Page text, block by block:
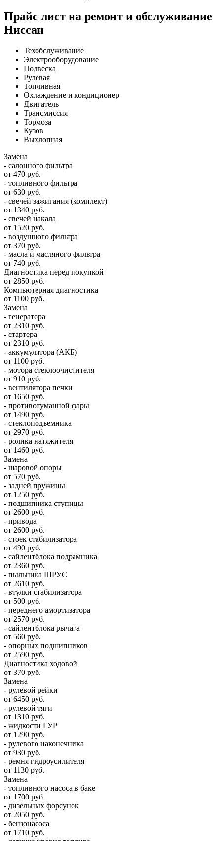
Прайс лист на ремонт и обслуживание
Ниссан
Техобслуживание
Электрооборудование
Подвеска
Рулевая
Топливная
Охлаждение и кондиционер
Двигатель
Трансмиссия
Тормоза
Кузов
Выхлопная
Замена
- салонного фильтра
от 470 руб.
- топливного фильтра
от 630 руб.
- свечей зажигания (комплект)
от 1340 руб.
- свечей накала
от 1520 руб.
- воздушного фильтра
от 370 руб.
- масла и масляного фильтра
от 740 руб.
Диагностика перед покупкой
от 2850 руб.
Компьютерная диагностика
от 1100 руб.
Замена
- генератора
от 2310 руб.
- стартера
от 2310 руб.
- аккумулятора (АКБ)
от 1100 руб.
- мотора стеклоочистителя
от 910 руб.
- вентилятора печки
от 1650 руб.
- противотуманной фары
от 1490 руб.
- стеклоподъемника
от 2970 руб.
- ролика натяжителя
от 1460 руб.
Замена
- шаровой опоры
от 570 руб.
- задней пружины
от 1250 руб.
- подшипника ступицы
от 2600 руб.
- привода
от 2600 руб.
- стоек стабилизатора
от 490 руб.
- сайлентблока подрамника
от 2360 руб.
- пыльника ШРУС
от 2610 руб.
- втулки стабилизатора
от 500 руб.
- переднего амортизатора
от 2570 руб.
- сайлентблока рычага
от 560 руб.
- опорных подшипников
от 2590 руб.
Диагностика ходовой
от 370 руб.
Замена
- рулевой рейки
от 6450 руб.
- рулевой тяги
от 1310 руб.
- жидкости ГУР
от 1290 руб.
- рулевого наконечника
от 930 руб.
- ремня гидроусилителя
от 1130 руб.
Замена
- топливного насоса в баке
от 1700 руб.
- дизельных форсунок
от 2050 руб.
- бензонасоса
от 1710 руб.